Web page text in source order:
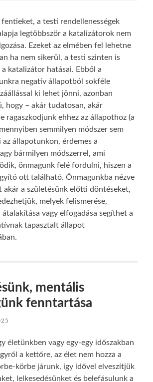
fentieket, a testi rendellenességek
legtöbbször a katalizátorok nem
Ezeket az elmében fel lehetne
ha nem sikerül, a testi szinten is
katalizátor hatásai. Ebből a
negatív állapotból sokféle
ki lehet jönni, azonban
hogy – akár tudatosan, akár
ragaszkodjunk ehhez az állapothoz (a
semmilyen módszer sem
állapotunkon, érdemes a
bármilyen módszerrel, ami
önmagunk felé fordulni, hiszen a
ott található. Önmagunkba nézve
akár a születésünk előtti döntéseket,
melyek felismerése,
vagy elfogadása segíthet a
tapasztalt állapot
mentális
fenntartása
életünkben vagy egy-egy időszakban
a kettőre, az élet nem hozza a
körbe járunk, így idővel elveszítjük
lelkesedésünket és belefásulunk a